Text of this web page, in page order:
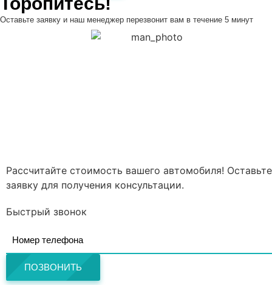
Оставьте заявку и наш менеджер перезвонит вам в течение 5 минут
Рассчитайте стоимость вашего автомобиля! Оставьте
заявку для получения консультации.
Быстрый звонок
ПОЗВОНИТЬ